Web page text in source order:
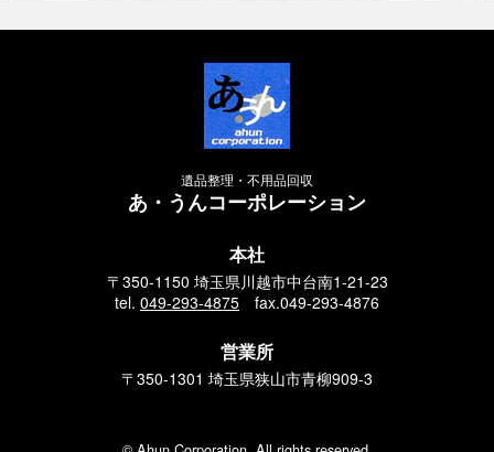
遺品整理・不用品回収
あ・うんコーポレーション
本社
〒350-1150 埼玉県川越市中台南1-21-23
tel. 049-293-4875 fax.049-293-4876
営業所
〒350-1301 埼玉県狭山市青柳909-3